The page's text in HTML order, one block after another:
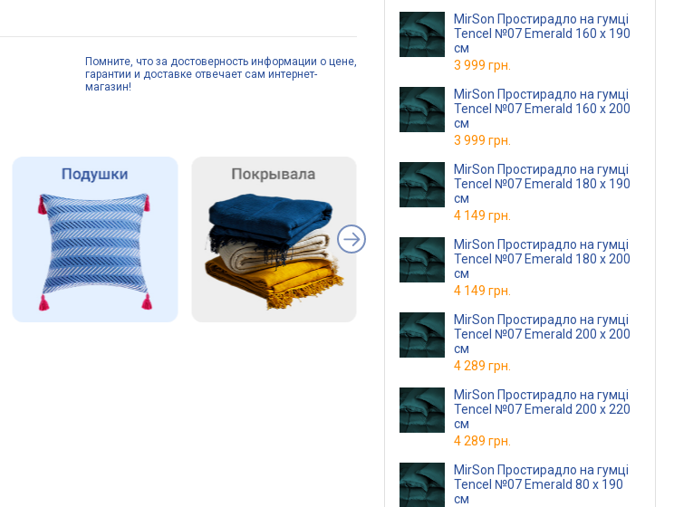
Помните, что за достоверность информации о цене,
гарантии и доставке отвечает сам интернет-
магазин!
MirSon Простирадло на гумці
Tencel №07 Emerald 160 х 190
см
3 999 грн.
MirSon Простирадло на гумці
Tencel №07 Emerald 160 х 200
см
3 999 грн.
MirSon Простирадло на гумці
Tencel №07 Emerald 180 х 190
см
4 149 грн.
MirSon Простирадло на гумці
Tencel №07 Emerald 180 х 200
см
4 149 грн.
MirSon Простирадло на гумці
Tencel №07 Emerald 200 х 200
см
4 289 грн.
MirSon Простирадло на гумці
Tencel №07 Emerald 200 х 220
см
4 289 грн.
MirSon Простирадло на гумці
Tencel №07 Emerald 80 х 190
см